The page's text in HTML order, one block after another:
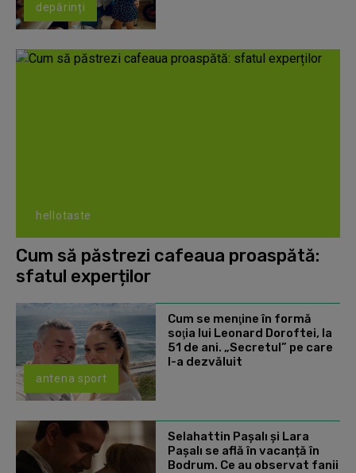
depărinți
hellotaste
Cum să păstrezi cafeaua proaspătă:
sfatul experților
antena sport
Cum se menţine în formă
soţia lui Leonard Doroftei, la
51 de ani. „Secretul” pe care
l-a dezvăluit
Selahattin Paşalı și Lara
Paşalı se află în vacanță în
Bodrum. Ce au observat fanii